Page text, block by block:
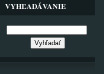
VYHĽADÁVANIE